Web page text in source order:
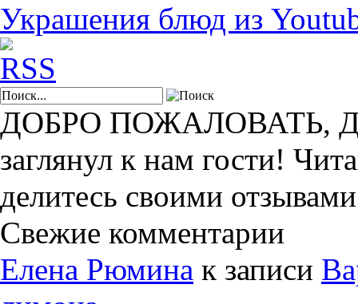
Украшения блюд из
ДОБРО ПОЖАЛОВАТЬ,
заглянул к нам гости!
делитесь своими
Свежие комментарии
Елена Рюмина к записи